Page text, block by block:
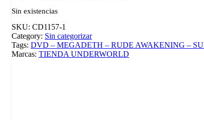
Sin existencias
SKU: CD1157-1
Category: Sin categorizar
Tags: DVD – MEGADETH – RUDE AWAKENING –
Marcas: TIENDA UNDERWORLD